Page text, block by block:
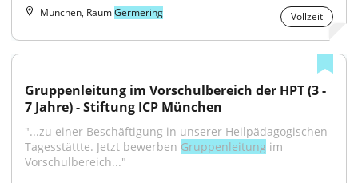
München, RaumGermering Vollzeit
Gruppenleitung im Vorschulbereich der HPT (3 -
7 Jahre) - Stiftung ICP München
"...zu einer Beschäftigung in unserer Heilpädagogischen
Tagesstättte. Jetzt bewerben Gruppenleitung im
Vorschulbereich..."